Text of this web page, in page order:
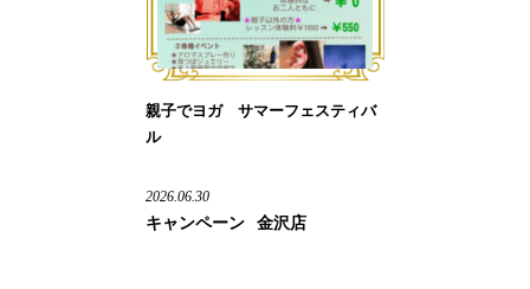
親子でヨガ サマーフェスティバ
ル
2026.06.30
キャンペーン 金沢店